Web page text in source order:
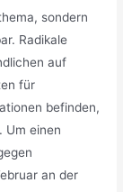
sondern
Radikale
auf
für
befinden,
Um einen
an der